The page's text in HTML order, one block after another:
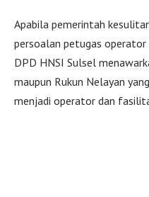
Apabila pemerintah
persoalan petugas operator
DPD HNSI Sulsel
maupun Rukun Nelayan
menjadi operator dan